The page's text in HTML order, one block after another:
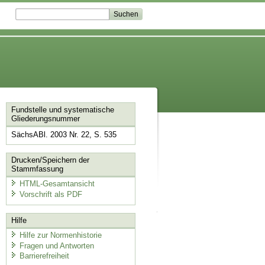
Fundstelle und systematische
Gliederungsnummer
SächsABl. 2003 Nr. 22, S. 535
Drucken/Speichern der
Stammfassung
HTML-Gesamtansicht
Vorschrift als PDF
Hilfe
Hilfe zur Normenhistorie
Fragen und Antworten
Barrierefreiheit